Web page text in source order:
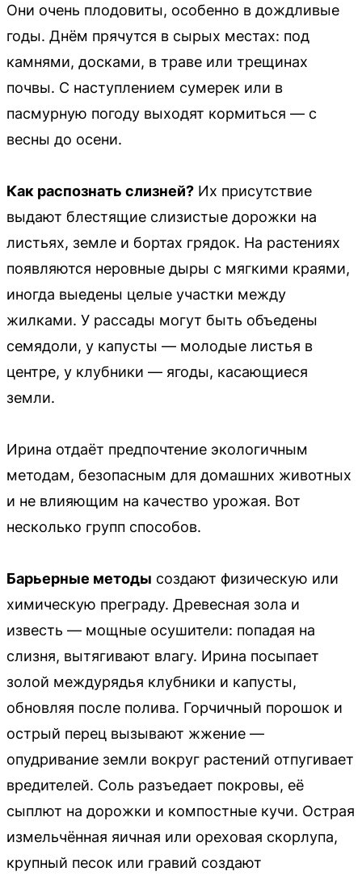
Они очень плодовиты, особенно в дождливые
годы. Днём прячутся в сырых местах: под
камнями, досками, в траве или трещинах
почвы. С наступлением сумерек или в
пасмурную погоду выходят кормиться — с
весны до осени.
Как распознать слизней? Их присутствие
выдают блестящие слизистые дорожки на
листьях, земле и бортах грядок. На растениях
появляются неровные дыры с мягкими краями,
иногда выедены целые участки между
жилками. У рассады могут быть объедены
семядоли, у капусты — молодые листья в
центре, у клубники — ягоды, касающиеся
земли.
Ирина отдаёт предпочтение экологичным
методам, безопасным для домашних животных
и не влияющим на качество урожая. Вот
несколько групп способов.
Барьерные методы создают физическую или
химическую преграду. Древесная зола и
известь — мощные осушители: попадая на
слизня, вытягивают влагу. Ирина посыпает
золой междурядья клубники и капусты,
обновляя после полива. Горчичный порошок и
острый перец вызывают жжение —
опудривание земли вокруг растений отпугивает
вредителей. Соль разъедает покровы, её
сыплют на дорожки и компостные кучи. Острая
измельчённая яичная или ореховая скорлупа,
крупный песок или гравий создают